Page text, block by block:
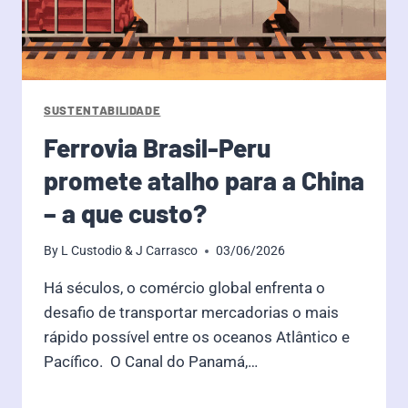
SUSTENTABILIDADE
Ferrovia Brasil-Peru
promete atalho para a China
– a que custo?
By L Custodio & J Carrasco 03/06/2026
Há séculos, o comércio global enfrenta o
desafio de transportar mercadorias o mais
rápido possível entre os oceanos Atlântico e
Pacífico. O Canal do Panamá,…